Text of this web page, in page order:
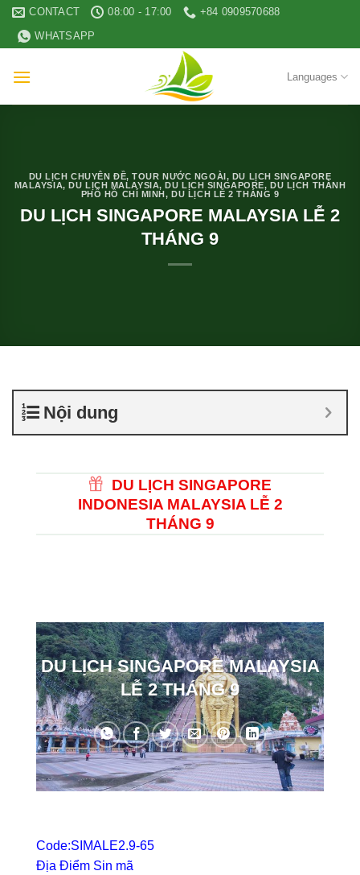
Skip
content
CONTACT 08:00 - 17:00
+84 0909570688
WHATSAPP
Languages
DU LỊCH CHUYÊN ĐỀ,TOUR NƯỚC NGOÀI , DU LỊCH SINGAPORE
MALAYSIA, DU LỊCH MALAYSIA, DU LỊCH SINGAPORE, DU LỊCH THÀNH
PHỐ HỒ CHÍ MINH, DU LỊCH LỄ 2 THÁNG 9
DU LỊCH SINGAPORE MALAYSIA LỄ 2
THÁNG 9
Nội dung
DU LỊCH SINGAPORE
INDONESIA MALAYSIA LỄ 2
THÁNG 9
DU LỊCH SINGAPORE MALAYSIA
LỄ 2 THÁNG 9
Code:SIMALE2.9-65
Địa Điểm Sin mã